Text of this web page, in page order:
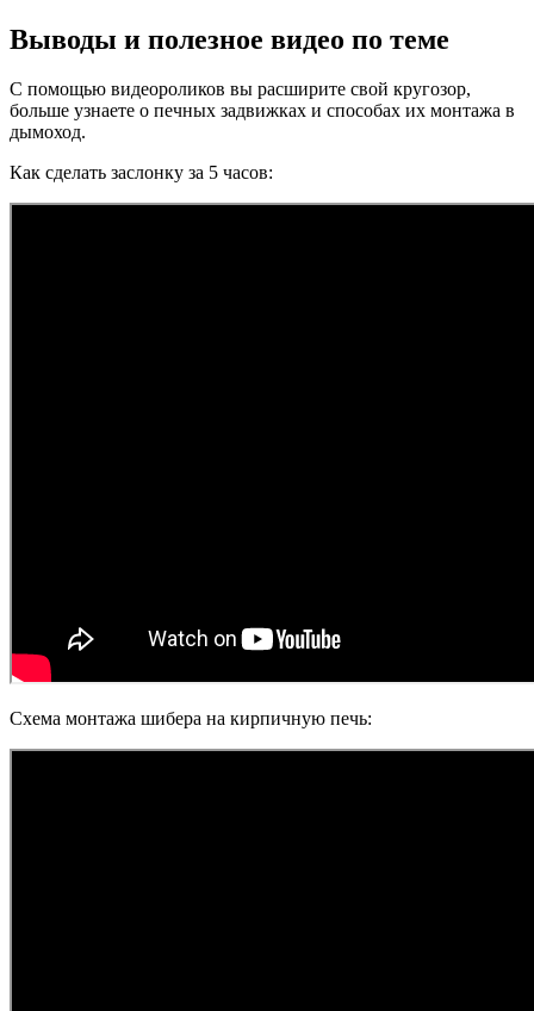
Выводы и полезное видео по теме
С помощью видеороликов вы расширите свой кругозор,
больше узнаете о печных задвижках и способах их монтажа в
дымоход.
Как сделать заслонку за 5 часов:
Схема монтажа шибера на кирпичную печь: